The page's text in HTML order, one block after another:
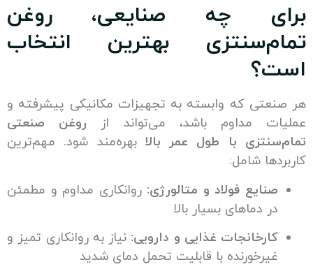
چه صنایعی، روغن
بهترین انتخاب
که وابسته به تجهیزات مکانیکی پیشرفته و
مداوم باشد، می‌تواند ازروغن صنعتی
با طول عمر بالابهره‌مند شود. مهم‌ترین
شامل:
فولاد و متالورژی:روانکاری مداوم و مطمئن
دماهای بسیار بالا
غذایی و دارویی: نیاز به روانکاری تمیز و
با قابلیت تحمل دمای شدید